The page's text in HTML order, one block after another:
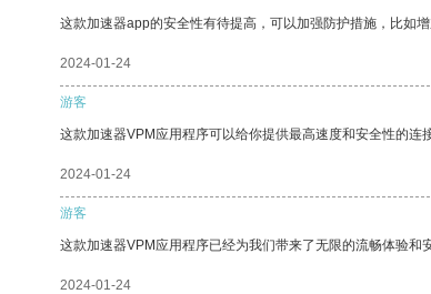
这款加速器app的安全性有待提高，可以加强防护措施，比如增
2024-01-24
游客
这款加速器VPM应用程序可以给你提供最高速度和安全性的连
2024-01-24
游客
这款加速器VPM应用程序已经为我们带来了无限的流畅体验和
2024-01-24